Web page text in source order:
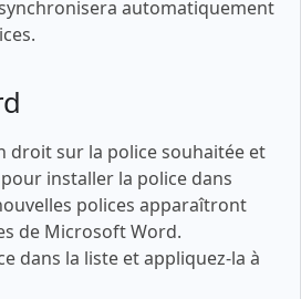
automatiquement
droit sur la police souhaitée et
installer la police dans
polices apparaîtront
de Microsoft Word.
dans la liste et appliquez-la à